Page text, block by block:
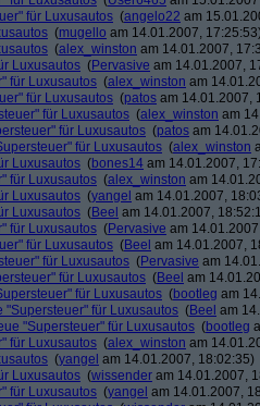
für Luxusautos (angelo22 am
(mugello am 14.01.2007,
(alex_winston am 14.01.2007,
Luxusautos (Pervasive am 14.01.2007,
für Luxusautos (alex_winston am
für Luxusautos (patos am 14.01.2007,
für Luxusautos (alex_winston am
für Luxusautos (patos am
für Luxusautos (alex_winston
Luxusautos (bones14 am 14.01.2007,
für Luxusautos (alex_winston am
Luxusautos (yangel am 14.01.2007,
Luxusautos (Beel am 14.01.2007,
für Luxusautos (Pervasive am
für Luxusautos (Beel am 14.01.2007,
für Luxusautos (Pervasive am
für Luxusautos (Beel am
für Luxusautos (bootleg am
"Supersteuer" für Luxusautos (Beel am
"Supersteuer" für Luxusautos (bootleg
für Luxusautos (alex_winston am
(yangel am 14.01.2007, 18:02:35)
Luxusautos (wissender am 14.01.2007,
für Luxusautos (yangel am 14.01.2007,